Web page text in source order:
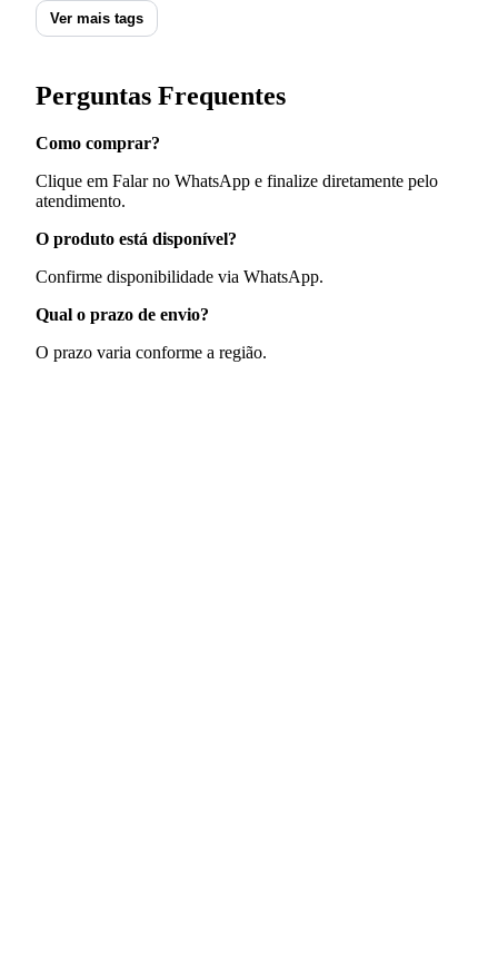
Ver mais tags
Perguntas Frequentes
Como comprar?
Clique em Falar no WhatsApp e finalize diretamente pelo
atendimento.
O produto está disponível?
Confirme disponibilidade via WhatsApp.
Qual o prazo de envio?
O prazo varia conforme a região.